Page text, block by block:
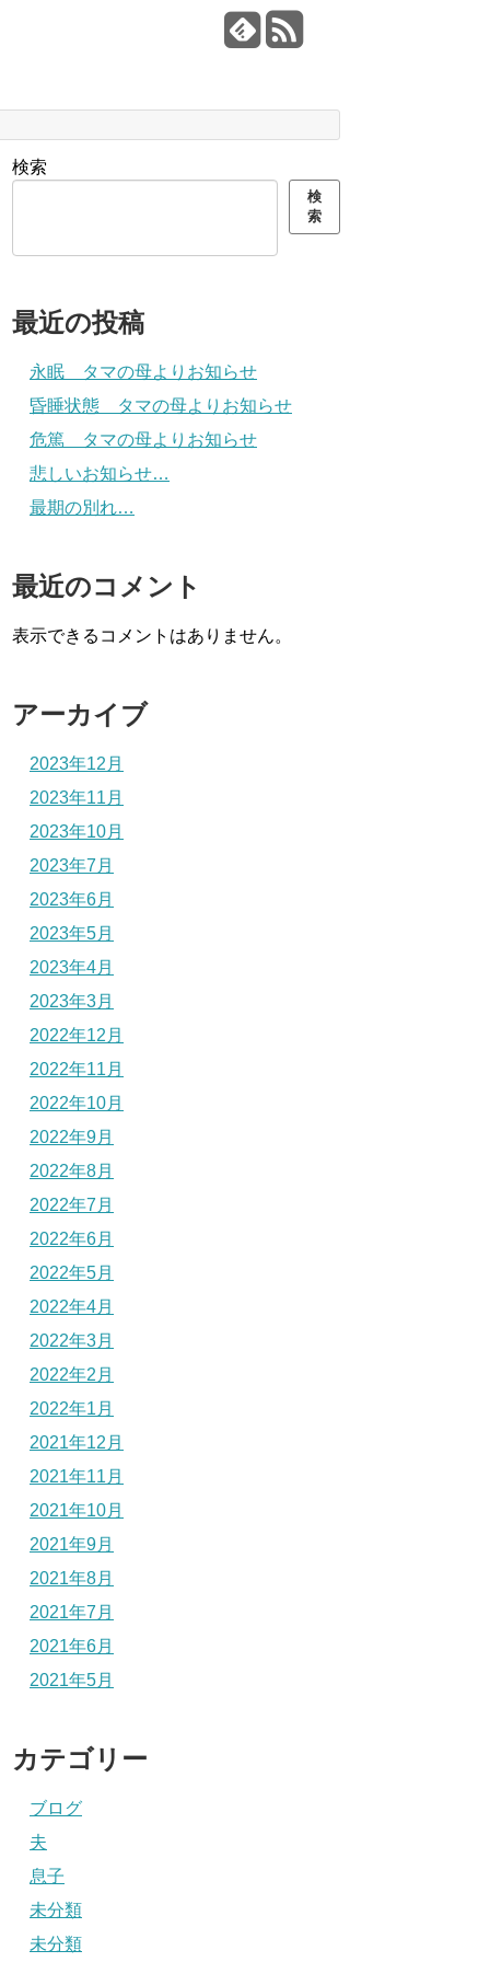
検索
検
索
最近の投稿
永眠 タマの母よりお知らせ
昏睡状態 タマの母よりお知らせ
危篤 タマの母よりお知らせ
悲しいお知らせ…
最期の別れ…
最近のコメント
表示できるコメントはありません。
アーカイブ
2023年12月
2023年11月
2023年10月
2023年7月
2023年6月
2023年5月
2023年4月
2023年3月
2022年12月
2022年11月
2022年10月
2022年9月
2022年8月
2022年7月
2022年6月
2022年5月
2022年4月
2022年3月
2022年2月
2022年1月
2021年12月
2021年11月
2021年10月
2021年9月
2021年8月
2021年7月
2021年6月
2021年5月
カテゴリー
ブログ
夫
息子
未分類
未分類